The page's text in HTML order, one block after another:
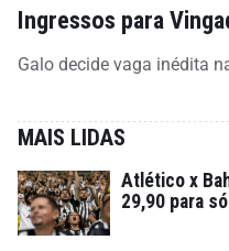
Ingressos para
Galo decide vaga inédita
MAIS LIDAS
Atlético x
29,90 para